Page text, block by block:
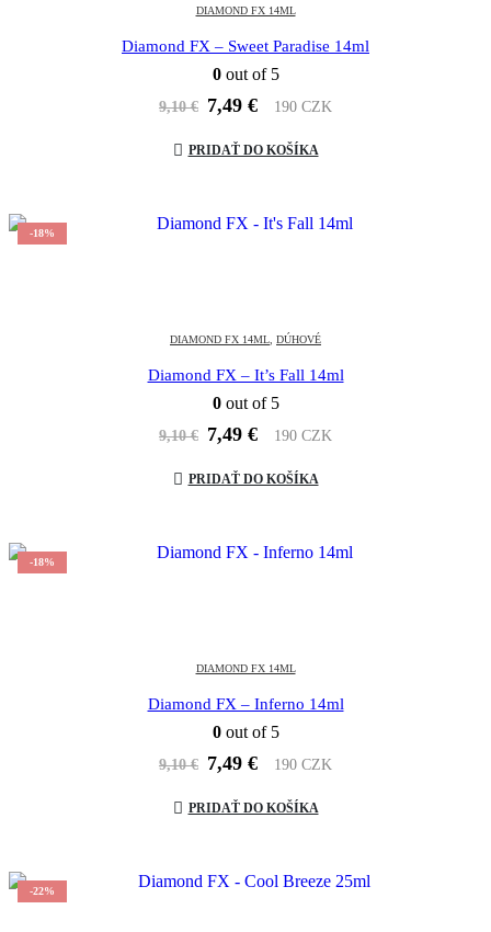
DIAMOND FX 14ML
Diamond FX – Sweet Paradise 14ml
0out of 5
9,10€ Pôvodná
bola:
9,10 €.
7,49€Aktuálna
je:
7,49 €.
190 CZK
PRIDAŤ DO KOŠÍKA
-18%
DIAMOND FX 14ML DÚHOVÉ
Diamond FX – It’s Fall 14ml
0out of 5
9,10€ Pôvodná
bola:
9,10 €.
7,49€Aktuálna
je:
7,49 €.
190 CZK
PRIDAŤ DO KOŠÍKA
-18%
DIAMOND FX 14ML
Diamond FX – Inferno 14ml
0out of 5
9,10€ Pôvodná
bola:
9,10 €.
7,49€Aktuálna
je:
7,49 €.
190 CZK
PRIDAŤ DO KOŠÍKA
-22%